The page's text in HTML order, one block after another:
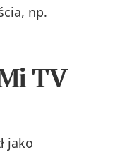
np.
TV
jako